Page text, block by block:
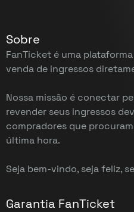
Sobre
FanTicket é uma
venda de ingressos
Nossa missão é conectar
revender seus ingressos
compradores que
última hora.
Seja bem-vindo, seja feliz,
Garantia FanTicket